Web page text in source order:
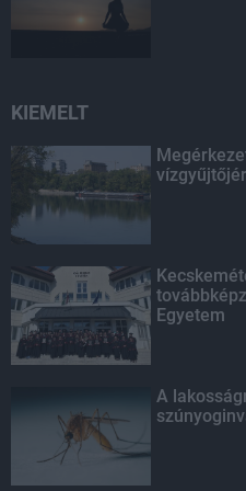
KIEMELT
Egyetem
A